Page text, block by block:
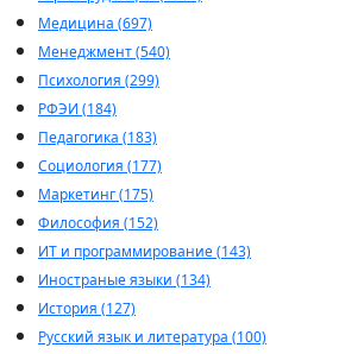
Медицина (697)
Менеджмент (540)
Психология (299)
РФЭИ (184)
Педагогика (183)
Социология (177)
Маркетинг (175)
Философия (152)
ИТ и программирование (143)
Иностраные языки (134)
История (127)
Русский язык и литература (100)